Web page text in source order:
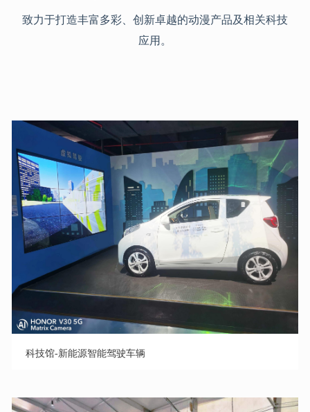
致力于打造丰富多彩、创新卓越的动漫产品及相关科技
应用。
科技馆-新能源智能驾驶车辆